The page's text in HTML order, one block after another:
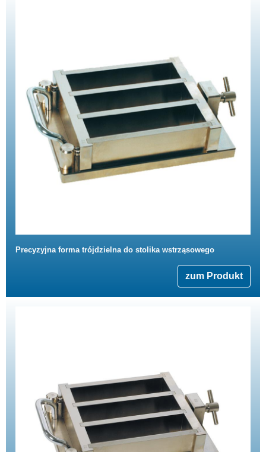
Precyzyjna forma trójdzielna do stolika wstrząsowego
zum Produkt